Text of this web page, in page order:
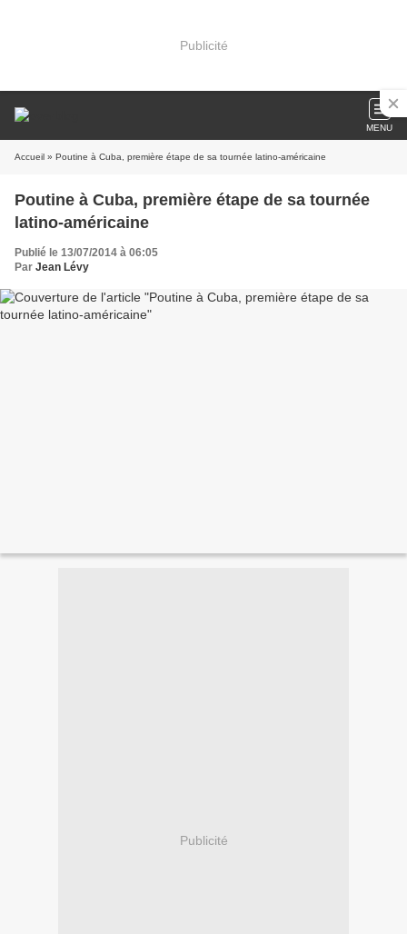
Publicité
MENU
Accueil » Poutine à Cuba, première étape de sa tournée latino-américaine
Poutine à Cuba, première étape de sa tournée
latino-américaine
Publié le 13/07/2014 à 06:05
Par Jean Lévy
Publicité